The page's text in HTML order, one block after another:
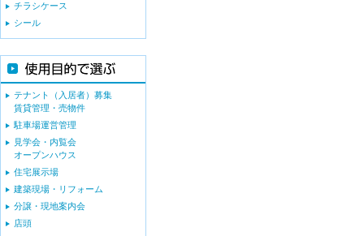
チラシケース
シール
テナント（入居者）募集
賃貸管理・売物件
駐車場運営管理
見学会・内覧会
オープンハウス
住宅展示場
建築現場・リフォーム
分譲・現地案内会
店頭